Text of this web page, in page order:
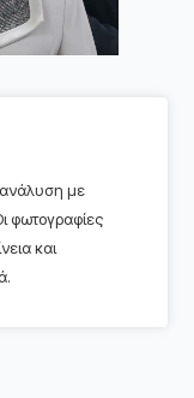
με
φωτογραφίες
και